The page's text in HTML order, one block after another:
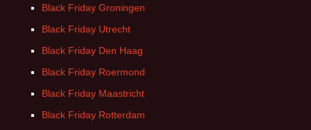
Black Friday Groningen
Black Friday Utrecht
Black Friday Den Haag
Black Friday Roermond
Black Friday Maastricht
Black Friday Rotterdam